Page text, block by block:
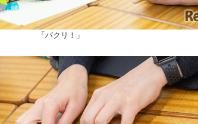
「バクリ！」